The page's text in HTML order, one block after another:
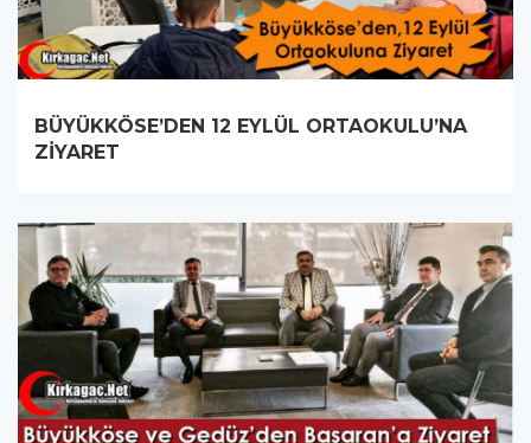
BÜYÜKKÖSE’DEN 12 EYLÜL ORTAOKULU’NA
ZİYARET